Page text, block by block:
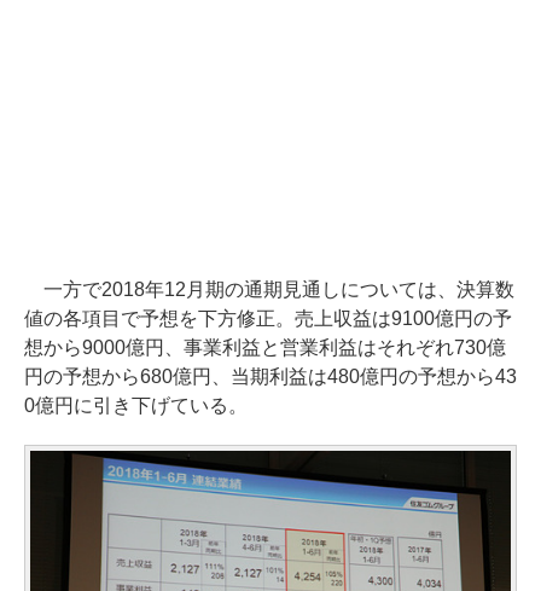
一方で2018年12月期の通期見通しについては、決算数
値の各項目で予想を下方修正。売上収益は9100億円の予
想から9000億円、事業利益と営業利益はそれぞれ730億
円の予想から680億円、当期利益は480億円の予想から43
0億円に引き下げている。